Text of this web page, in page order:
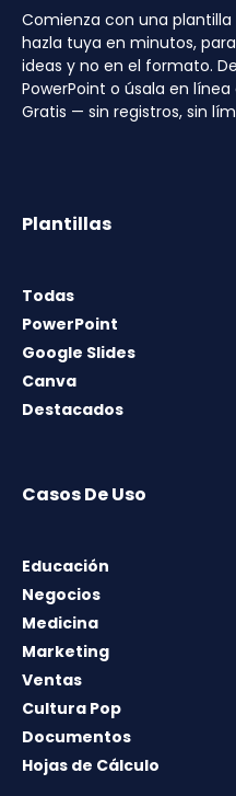
Comienza con una
hazla tuya en minutos,
ideas y no en el formato.
PowerPoint o úsala en
Gratis — sin registros, sin
Plantillas
Todas
PowerPoint
Google Slides
Canva
Destacados
Casos De Uso
Educación
Negocios
Medicina
Marketing
Ventas
Cultura Pop
Documentos
Hojas de Cálculo